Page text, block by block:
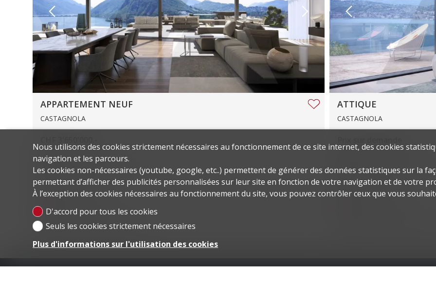
APPARTEMENT NEUF
CASTAGNOLA
Surface habitable179.1 m²
Pièces5.5
Année de construction2022
ATTIQUE
CASTAGNOLA
Pièces4.5
Nous utilisons des cookies strictement nécessaires au fonctionnement de ce site internet, des cookies
navigation et les parcours.
Les cookies non-nécessaires (youtube, google, etc..) permettent de générer des données statistiques sur la
permettant d’afficher des publicités personnalisées sur leur site en fonction de votre navigation et de votre
À l’exception des cookies nécessaires au fonctionnement du site, vous pouvez contrôler ceux que vous
D'accord pour tous les cookies
Seuls les cookies strictement nécessaires
Plus d'informations sur l'utilisation des cookies